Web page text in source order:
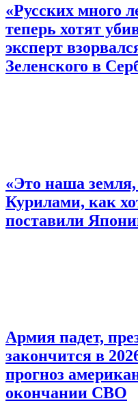
«Русских много
теперь хотят
эксперт
Зеленского в
«Это наша
Курилами, как
поставили
Армия падет,
закончится в
прогноз
окончании СВО